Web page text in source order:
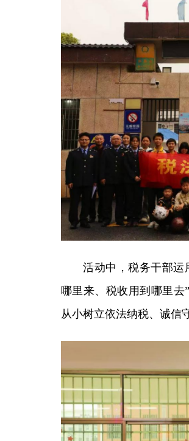
活动中，税务干部运
哪里来、税收用到哪里去
从小树立依法纳税、诚信